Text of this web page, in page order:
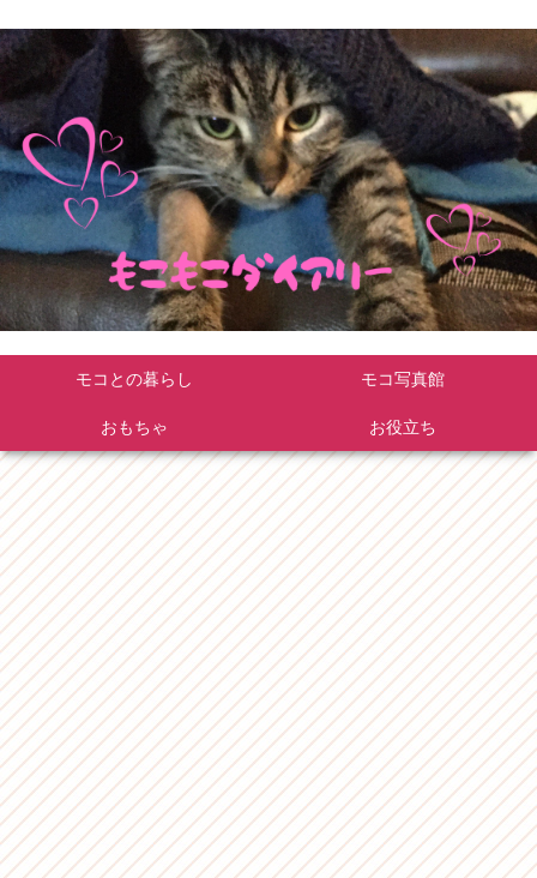
モコとの暮らし モコ写真館
おもちゃ お役立ち